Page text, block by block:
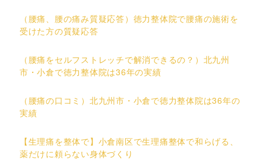
（腰痛、腰の痛み質疑応答）徳力整体院で腰痛の施術を
受けた方の質疑応答
（腰痛をセルフストレッチで解消できるの？）北九州
市・小倉で徳力整体院は36年の実績
（腰痛の口コミ）北九州市・小倉で徳力整体院は36年の
実績
【生理痛を整体で】小倉南区で生理痛整体で和らげる、
薬だけに頼らない身体づくり